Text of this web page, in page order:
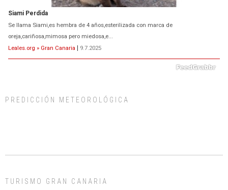
Siami Perdida
Se llama Siami,es hembra de 4 años,esterilizada con marca de
oreja,cariñosa,mimosa pero miedosa,e...
Leales.org » Gran Canaria | 9.7.2025
días, ella incluida...
PREDICCIÓN METEOROLÓGICA
TURISMO GRAN CANARIA